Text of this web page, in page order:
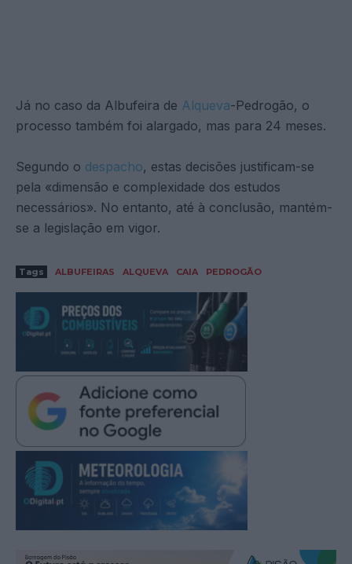
Já no caso da Albufeira de Alqueva-Pedrogão, o
processo também foi alargado, mas para 24 meses.
Segundo o despacho, estas decisões justificam-se
pela «dimensão e complexidade dos estudos
necessários». No entanto, até à conclusão, mantém-
se a legislação em vigor.
Tags ALBUFEIRAS ALQUEVA CAIA PEDROGÃO